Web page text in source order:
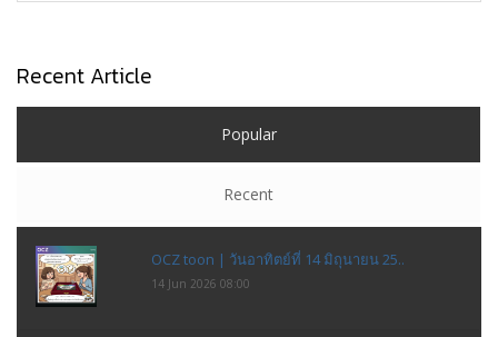
Recent Article
Popular
Recent
OCZ toon | วันอาทิตย์ที่ 14 มิถุนายน 25..
14 Jun 2026 08:00